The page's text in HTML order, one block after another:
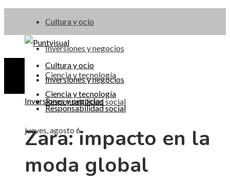
Cultura y ocio
Inversiones y negocios
Ciencia y tecnología
Responsabilidad social
jueves, agosto 6
Cultura y ocio
Inversiones y negocios
Ciencia y tecnología
Responsabilidad social
Inversiones y negocios
Zara: impacto en la
moda global